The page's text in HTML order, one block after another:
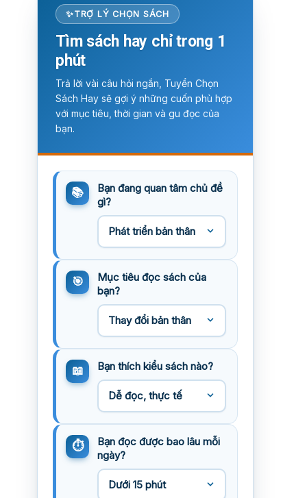
TRỢ LÝ CHỌN SÁCH
Tìm sách hay chỉ trong 1
phút
Trả lời vài câu hỏi ngắn, Tuyển Chọn
Sách Hay sẽ gợi ý những cuốn phù hợp
với mục tiêu, thời gian và gu đọc của
bạn.
Bạn đang quan tâm chủ đề
gì?
Mục tiêu đọc sách của
bạn?
Bạn thích kiểu sách nào?
Bạn đọc được bao lâu mỗi
ngày?